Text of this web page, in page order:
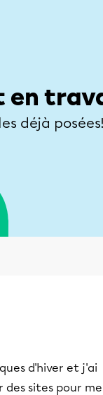
en
déjà
d'hiver et j'ai
des sites pour me